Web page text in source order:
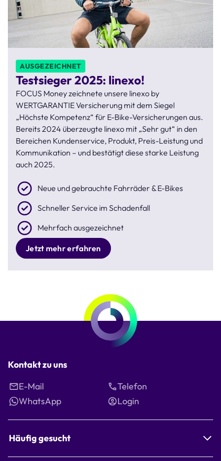
AUSGEZEICHNET
Testsieger 2025: linexo!
FOCUS Money zeichnete unsere linexo by
WERTGARANTIE Versicherung mit dem Siegel
„Höchste Kompetenz“ für E-Bike-Versicherungen aus.
Bereits 2024 überzeugte linexo mit „Sehr gut“ in den
Bereichen Kundenservice, Produkt, Preis-Leistung und
Kommunikation – und bestätigt diese starke Leistung
auch 2025.
Neue und gebrauchte Fahrräder & E-Bikes
Schneller Service im Schadenfall
Mehrfach ausgezeichnet
Jetzt mehr erfahren
Kontakt zu uns
E-Mail
Telefon
WhatsApp
Login
Häufig gesucht